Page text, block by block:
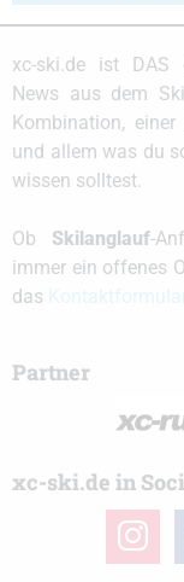
xc-ski.de ist DAS
News aus dem
Kombination, einer
und allem was du
wissen solltest.
Ob Skilanglauf-
immer ein offenes
das
Partner
xc-ski.de in